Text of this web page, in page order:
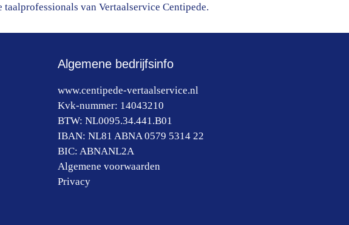
van Vertaalservice Centipede.
Algemene bedrijfsinfo
www.centipede-vertaalservice.nl
Kvk-nummer: 14043210
BTW:NL0095.34.441.B01
IBAN: NL81 ABNA 0579 5314 22
BIC: ABNANL2A
Algemene voorwaarden
Privacy